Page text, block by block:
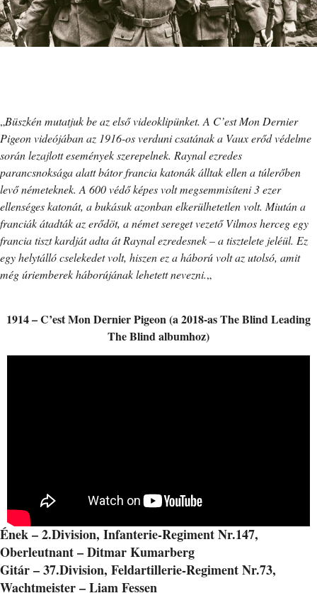
„Büszkén mutatjuk be az első videoklipünket. A C’est Mon Dernier
Pigeon videójában az 1916-os verduni csatának a Vaux erőd védelme
során lezajlott események szerepelnek. Raynal ezredes
parancsnoksága alatt bátor francia katonák álltak ellen a túlerőben
levő németeknek. A 600 védő képes volt megsemmisíteni 3 ezer
ellenséges katonát, a bukásuk azonban elkerülhetetlen volt. Miután a
franciák átadták az erődöt, a német sereget vezető Vilmos herceg egy
francia tiszt kardját adta át Raynal ezredesnek – a tisztelete jeléül. Ez
egy helytálló cselekedet volt, hiszen ez a háború volt az utolsó, amit
még úriemberek háborújának lehetett nevezni.„
1914 – C’est Mon Dernier Pigeon (a 2018-as The Blind Leading
The Blind albumhoz)
Ének – 2.Division, Infanterie-Regiment Nr.147,
Oberleutnant – Ditmar Kumarberg
Gitár – 37.Division, Feldartillerie-Regiment Nr.73,
Wachtmeister – Liam Fessen